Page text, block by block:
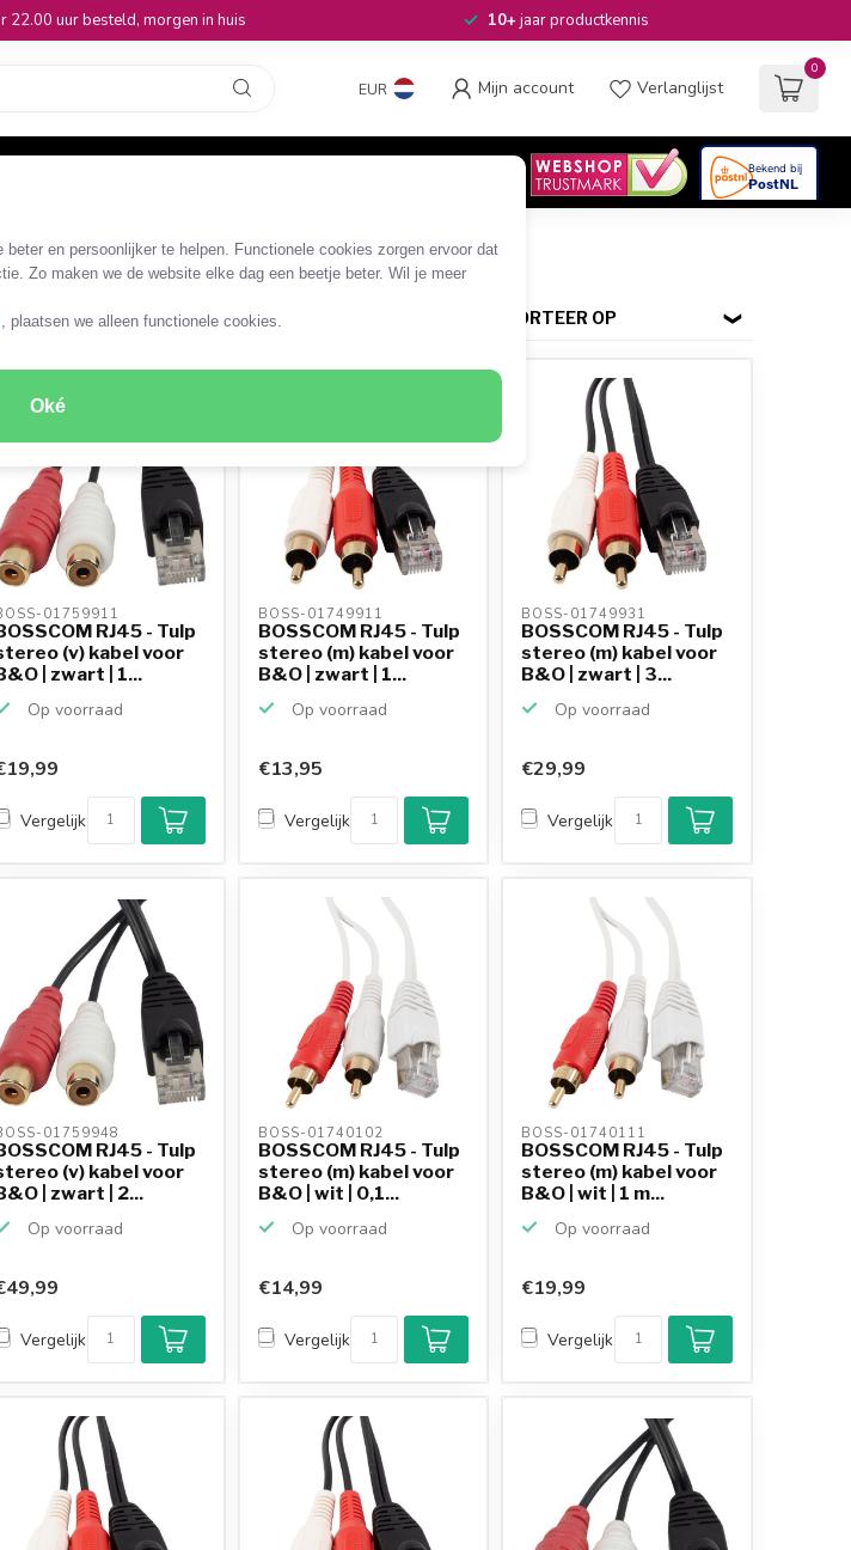
en persoonlijker te helpen. Functionele cookies zorgen ervoor dat
Zo maken we de website elke dag een beetje beter. Wil je meer
, plaatsen we alleen functionele cookies.
Oké
22.00 uur besteld, morgen in huis 10+jaar productkennis
EUR Mijn account Verlanglijst
0
SORTEER OP
01759911
RJ45 - Tulp
(v) kabel voor
| zwart | 1...
Op voorraad
Vergelijk
BOSS-01749911
BOSSCOM RJ45 - Tulp
stereo (m) kabel voor
B&O | zwart | 1...
Op voorraad
€13,95
Vergelijk
BOSS-01749931
BOSSCOM RJ45 - Tulp
stereo (m) kabel voor
B&O | zwart | 3...
Op voorraad
€29,99
Vergelijk
01759948
RJ45 - Tulp
(v) kabel voor
| zwart | 2...
Op voorraad
Vergelijk
BOSS-01740102
BOSSCOM RJ45 - Tulp
stereo (m) kabel voor
B&O | wit | 0,1...
Op voorraad
€14,99
Vergelijk
BOSS-01740111
BOSSCOM RJ45 - Tulp
stereo (m) kabel voor
B&O | wit | 1 m...
Op voorraad
€19,99
Vergelijk